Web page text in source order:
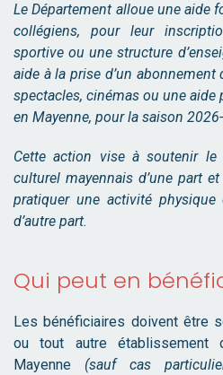
Le Département alloue une aide
collégiens, pour leur
sportive ou une structure
aide à la prise d’un
spectacles, cinémas ou une aide
en Mayenne, pour la saison
Cette action vise à soutenir
culturel mayennais d’une part
pratiquer une activité
d’autre part.
Qui peut en
Les bénéficiaires doivent être
ou tout autre établissement
Mayenne (sauf cas